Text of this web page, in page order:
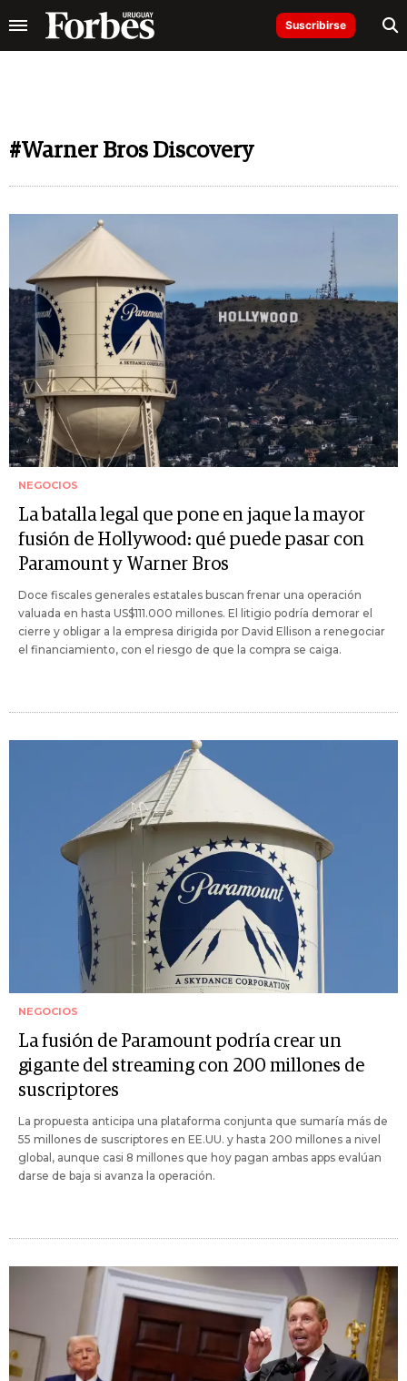
Suscribirse
#Warner Bros Discovery
NEGOCIOS
La batalla legal que pone en jaque la mayor
fusión de Hollywood: qué puede pasar con
Paramount y Warner Bros
Doce fiscales generales estatales buscan frenar una operación
valuada en hasta US$111.000 millones. El litigio podría demorar el
cierre y obligar a la empresa dirigida por David Ellison a renegociar
el financiamiento, con el riesgo de que la compra se caiga.
NEGOCIOS
La fusión de Paramount podría crear un
gigante del streaming con 200 millones de
suscriptores
La propuesta anticipa una plataforma conjunta que sumaría más de
55 millones de suscriptores en EE.UU. y hasta 200 millones a nivel
global, aunque casi 8 millones que hoy pagan ambas apps evalúan
darse de baja si avanza la operación.